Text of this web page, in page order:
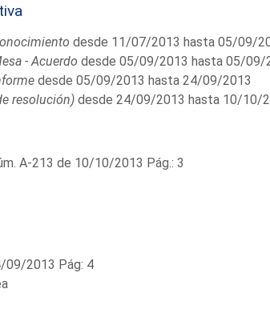
desde 11/07/2013 hasta 05/09/
- Acuerdo desde 05/09/2013 hasta 05/09/
desde 05/09/2013 hasta 24/09/2013
resolución)desde 24/09/2013 hasta 10/10/
A-213 de 10/10/2013 Pág.: 3
09/2013 Pág: 4